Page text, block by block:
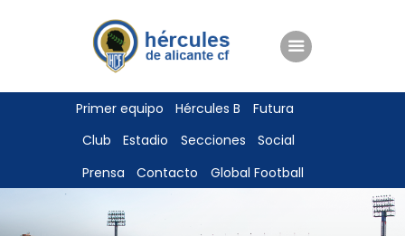
Primer equipo Hércules B
Futura
Club
Estadio Secciones
Social
Prensa
Contacto Global Football
ENTRADAS
TIENDA
HÉRCULESCF100